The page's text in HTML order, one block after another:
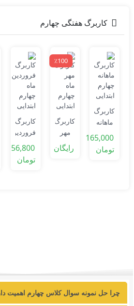
کاربرگ هفتگی چهارم
کاربرگ
ماهانه
چهارم
ابتدایی
165,000
تومان
٪100
کاربرگ
مهر
ماه
چهارم
رایگان
کاربرگ
فروردین
ماه
چهارم
ابتدایی
56,800
تومان
چرا حل نمونه سوال کلاس چهارم اهمیت